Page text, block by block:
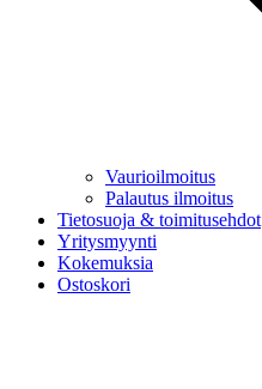
Vaurioilmoitus
Palautus ilmoitus
Tietosuoja & toimitusehdot
Yritysmyynti
Kokemuksia
Ostoskori